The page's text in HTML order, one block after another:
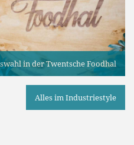
in der Twentsche Foodhal
Alles im Industriestyle